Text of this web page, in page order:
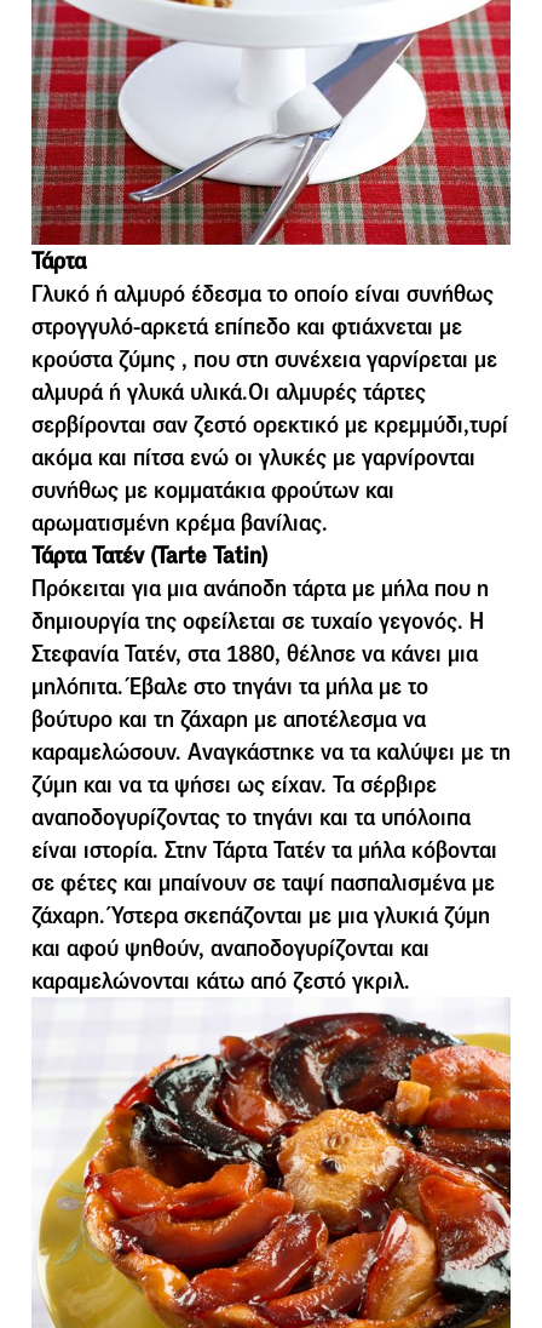
Τάρτα
Γλυκό ή αλμυρό έδεσμα το οποίο είναι συνήθως
στρογγυλό-αρκετά επίπεδο και φτιάχνεται με
κρούστα ζύμης , που στη συνέχεια γαρνίρεται με
αλμυρά ή γλυκά υλικά.Οι αλμυρές τάρτες
σερβίρονται σαν ζεστό ορεκτικό με κρεμμύδι,τυρί
ακόμα και πίτσα ενώ οι γλυκές με γαρνίρονται
συνήθως με κομματάκια φρούτων και
αρωματισμένη κρέμα βανίλιας.
Τάρτα Τατέν (Tarte Tatin)
Πρόκειται για µια ανάποδη τάρτα µε µήλα που η
δηµιουργία της οφείλεται σε τυχαίο γεγονός. Η
Στεφανία Τατέν, στα 1880, θέλησε να κάνει µια
µηλόπιτα. Έβαλε στο τηγάνι τα µήλα µε το
βούτυρο και τη ζάχαρη µε αποτέλεσµα να
καραµελώσουν. Αναγκάστηκε να τα καλύψει µε τη
ζύµη και να τα ψήσει ως είχαν. Τα σέρβιρε
αναποδογυρίζοντας το τηγάνι και τα υπόλοιπα
είναι ιστορία. Στην Τάρτα Τατέν τα μήλα κόβονται
σε φέτες και μπαίνουν σε ταψί πασπαλισμένα με
ζάχαρη. Ύστερα σκεπάζονται με μια γλυκιά ζύμη
και αφού ψηθούν, αναποδογυρίζονται και
καραμελώνονται κάτω από ζεστό γκριλ.